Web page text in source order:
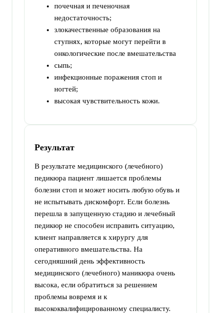
почечная и печеночная
недостаточность;
злокачественные образования на
ступнях, которые могут перейти в
онкологические после вмешательства
сыпь;
инфекционные поражения стоп и
ногтей;
высокая чувствительность кожи.
Результат
В результате медицинского (лечебного)
педикюра пациент лишается проблемы
болезни стоп и может носить любую обувь и
не испытывать дискомфорт. Если болезнь
перешла в запущенную стадию и лечебный
педикюр не способен исправить ситуацию,
клиент направляется к хирургу для
оперативного вмешательства. На
сегодняшний день эффективность
медицинского (лечебного) маникюра очень
высока, если обратиться за решением
проблемы вовремя и к
высококвалифицированному специалисту.